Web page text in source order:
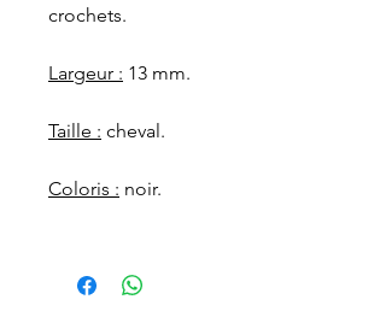
crochets.
Largeur : 13 mm.
Taille : cheval.
Coloris : noir.